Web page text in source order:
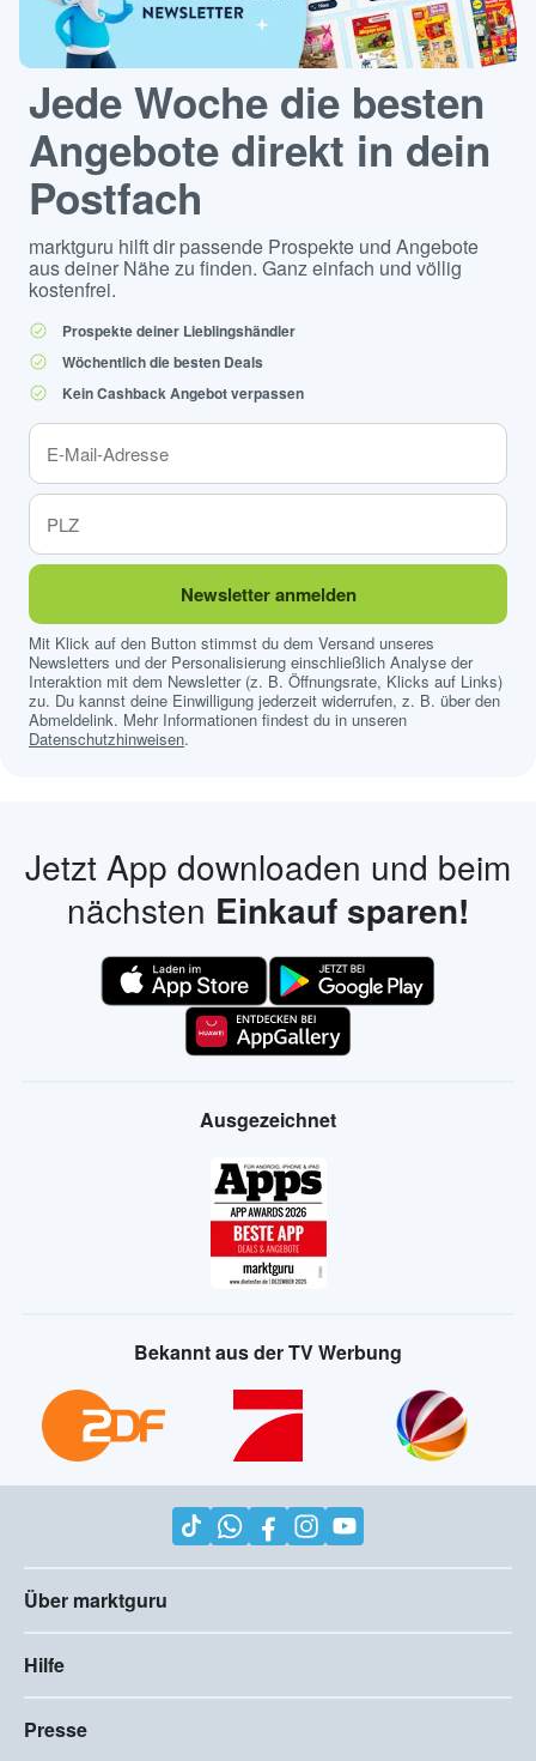
Jede Woche die besten
Angebote direkt in dein
Postfach
marktguru hilft dir passende Prospekte und Angebote
aus deiner Nähe zu finden. Ganz einfach und völlig
kostenfrei.
Prospekte deiner Lieblingshändler
Wöchentlich die besten Deals
Kein Cashback Angebot verpassen
Newsletter anmelden
Mit Klick auf den Button stimmst du dem Versand unseres
Newsletters und der Personalisierung einschließlich Analyse der
Interaktion mit dem Newsletter (z. B. Öffnungsrate, Klicks auf Links)
zu. Du kannst deine Einwilligung jederzeit widerrufen, z. B. über den
Abmeldelink. Mehr Informationen findest du in unseren
Datenschutzhinweisen.
Jetzt App downloaden und beim
nächsten Einkauf sparen!
Ausgezeichnet
Bekannt aus der TV Werbung
Über marktguru
Hilfe
Presse